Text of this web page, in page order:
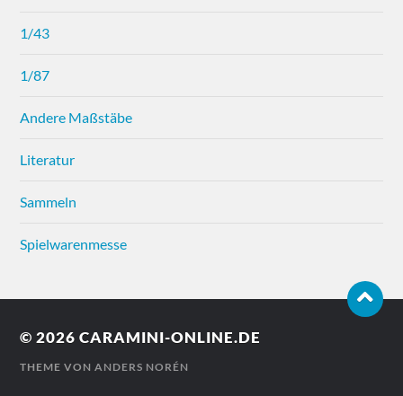
1/43
1/87
Andere Maßstäbe
Literatur
Sammeln
Spielwarenmesse
© 2026CARAMINI-ONLINE.DE
THEME VONANDERS NORÉN